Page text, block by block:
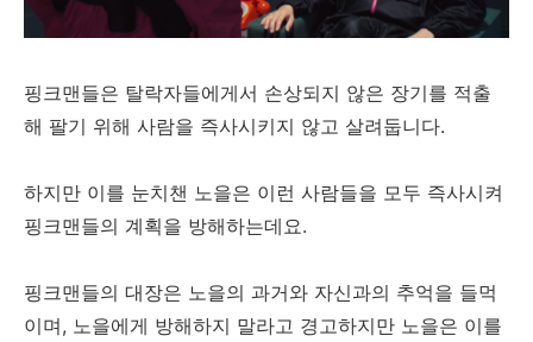
핑크맨들은 탈락자들에게서 손상되지 않은 장기를 적출
해 팔기 위해 사람을 즉사시키지 않고 살려둡니다.
하지만 이를 눈치챈 노을은 이런 사람들을 모두 즉사시켜
핑크맨들의 계획을 방해하는데요.
핑크맨들의 대장은 노을의 과거와 자신과의 추억을 들먹
이며, 노을에게 방해하지 말라고 경고하지만 노을은 이를